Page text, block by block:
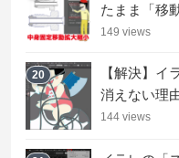
たまま「移
149 views
20
【解決】イ
消えない理
144 views